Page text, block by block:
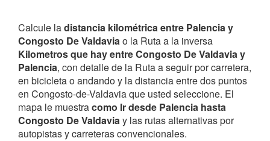
Calcule ladistancia kilométrica entre Palencia y
Congosto De Valdaviao la Ruta a la inversa
Kilometros que hay entre Congosto De Valdavia y
Palencia, con detalle de la Ruta a seguir por carretera,
en bicicleta o andando y la distancia entre dos puntos
en Congosto-de-Valdavia que usted seleccione. El
mapa le muestracomo Ir desde Palencia hasta
Congosto De Valdaviay las rutas alternativas por
autopistas y carreteras convencionales.